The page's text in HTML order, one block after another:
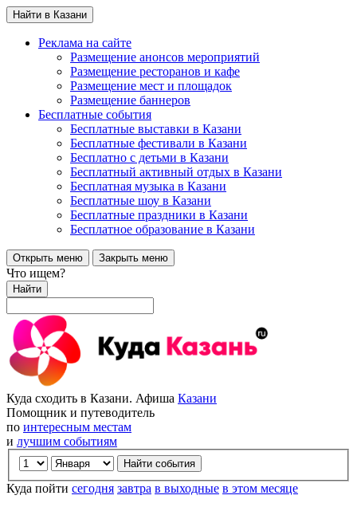
Найти в Казани
Реклама на сайте
Размещение анонсов мероприятий
Размещение ресторанов и кафе
Размещение мест и площадок
Размещение баннеров
Бесплатные события
Бесплатные выставки в Казани
Бесплатные фестивали в Казани
Бесплатно с детьми в Казани
Бесплатный активный отдых в Казани
Бесплатная музыка в Казани
Бесплатные шоу в Казани
Бесплатные праздники в Казани
Бесплатное образование в Казани
Открыть меню Закрыть меню
Что ищем?
Найти
Куда сходить в Казани. Афиша Казани
Помощник и путеводитель
по интересным местам
и лучшим событиям
Куда пойти сегодня завтра в выходные в этом месяце